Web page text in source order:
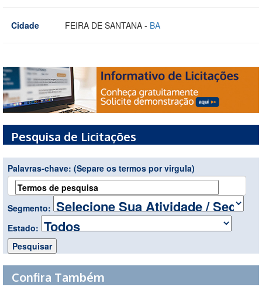
Cidade FEIRA DE SANTANA - BA
Pesquisa de Licitações
Palavras-chave: (Separe os termos por virgula)
Segmento:
Estado:
Confira Também